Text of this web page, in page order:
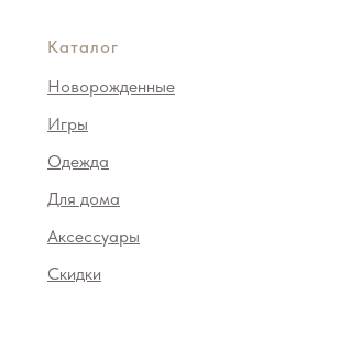
Каталог
Новорожденные
Игры
Одежда
Для дома
Аксессуары
Скидки